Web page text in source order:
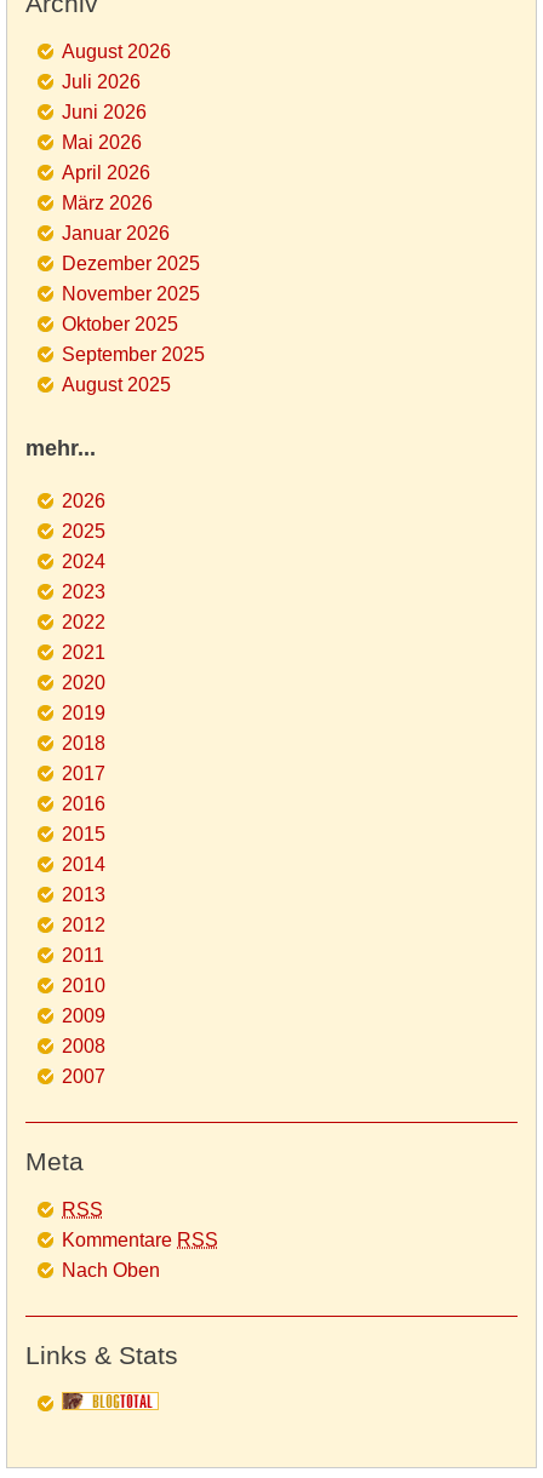
August 2026
Juli 2026
Juni 2026
Mai 2026
April 2026
März 2026
Januar 2026
Dezember 2025
November 2025
Oktober 2025
September 2025
August 2025
mehr...
2026
2025
2024
2023
2022
2021
2020
2019
2018
2017
2016
2015
2014
2013
2012
2011
2010
2009
2008
2007
Meta
RSS
Kommentare RSS
Nach Oben
Links & Stats